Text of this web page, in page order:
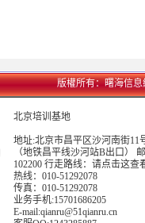
版權所有：曙海信息
北京培训基地
地址:北京市昌平区沙河南街11
（地铁昌平线沙河站B出口）
102200 行走路线： 请点击这查
热线：010-51292078
传真：010-51292078
业务手机:15701686205
E-mail:qianru@51qianru.cn